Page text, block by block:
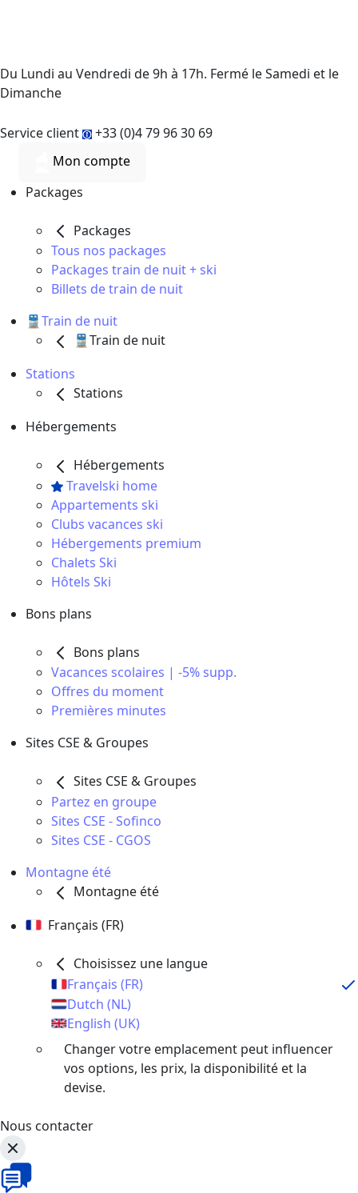
Du Lundi au Vendredi de 9h à 17h. Fermé le Samedi et le
Dimanche
Service client
+33 (0)4 79 96 30 69
Mon compte
Packages
Packages
Tous nos packages
Packages train de nuit + ski
Billets de train de nuit
🚆Train de nuit
🚆Train de nuit
Stations
Stations
Hébergements
Hébergements
Travelski home
Appartements ski
Clubs vacances ski
Hébergements premium
Chalets Ski
Hôtels Ski
Bons plans
Bons plans
Vacances scolaires | -5% supp.
Offres du moment
Premières minutes
Sites CSE & Groupes
Sites CSE & Groupes
Partez en groupe
Sites CSE - Sofinco
Sites CSE - CGOS
Montagne été
Montagne été
Français (FR)
Choisissez une langue
Français (FR)
Dutch (NL)
English (UK)
Changer votre emplacement peut influencer
vos options, les prix, la disponibilité et la
devise.
Nous contacter